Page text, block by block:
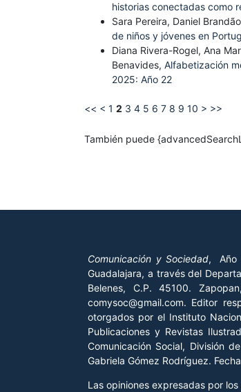
historias conectadas como
Sara Pereira, Daniel
de niños y jóvenes en
Diana Rivera-Rogel, Ana
Benavides, Alfabetización
2025: Año 22
<< < 1 2 3 4 5 6 7 8 9 10 > >>
También puede
Comunicación y Sociedad, Año
Guadalajara, a través del
Belenes, C.P. 45100.
comysoc@gmail.com. Editor
otorgados por el Instituto
Publicaciones y Revistas
Comunicación Social, División
Gabriela Gómez Rodríguez.
Las opiniones expresadas por